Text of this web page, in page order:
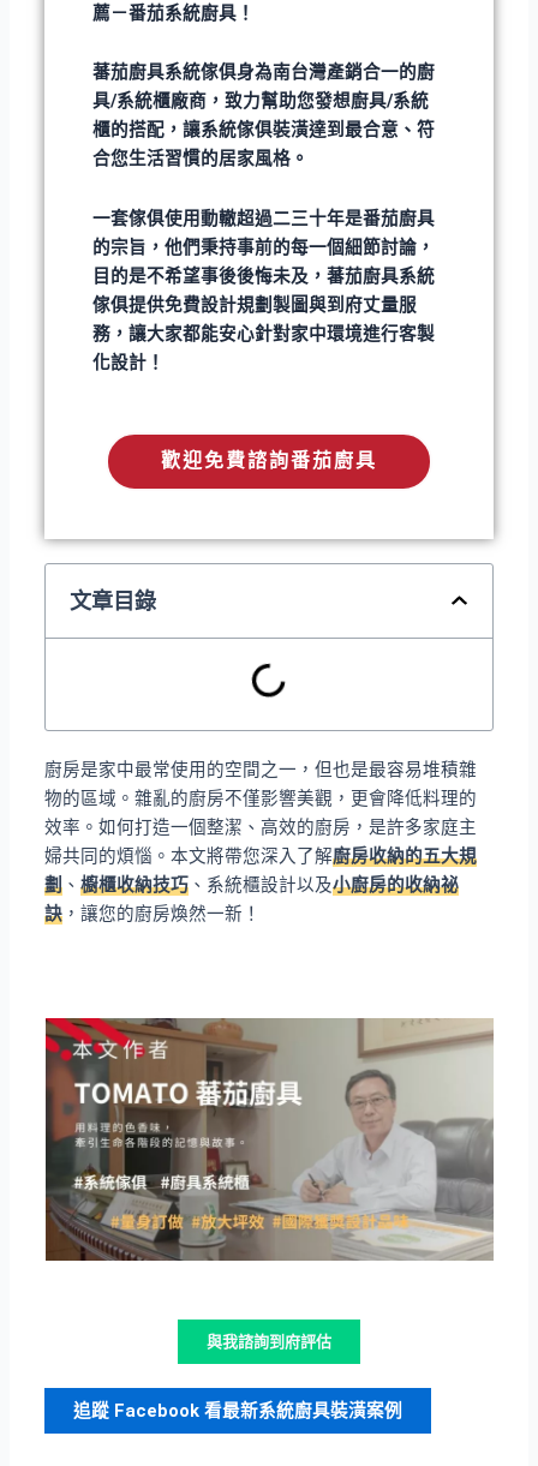
薦－番茄系統廚具！
蕃茄廚具系統傢俱身為南台灣產銷合一的廚
具/系統櫃廠商，致力幫助您發想廚具/系統
櫃的搭配，讓系統傢俱裝潢達到最合意、符
合您生活習慣的居家風格。
一套傢俱使用動轍超過二三十年是番茄廚具
的宗旨，他們秉持事前的每一個細節討論，
目的是不希望事後後悔未及，蕃茄廚具系統
傢俱提供免費設計規劃製圖與到府丈量服
務，讓大家都能安心針對家中環境進行客製
化設計！
歡迎免費諮詢番茄廚具
文章目錄
廚房是家中最常使用的空間之一，但也是最容易堆積雜
物的區域。雜亂的廚房不僅影響美觀，更會降低料理的
效率。如何打造一個整潔、高效的廚房，是許多家庭主
婦共同的煩惱。本文將帶您深入了解廚房收納的五大規
劃 、櫥櫃收納技巧 、系統櫃設計以及小廚房的收納祕
訣 ，讓您的廚房煥然一新！
與我諮詢到府評估
追蹤 Facebook 看最新系統廚具裝潢案例